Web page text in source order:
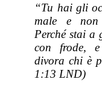
“Tu hai gli
male e non
Perché stai a
con frode,
divora chi è
1:13 LND)